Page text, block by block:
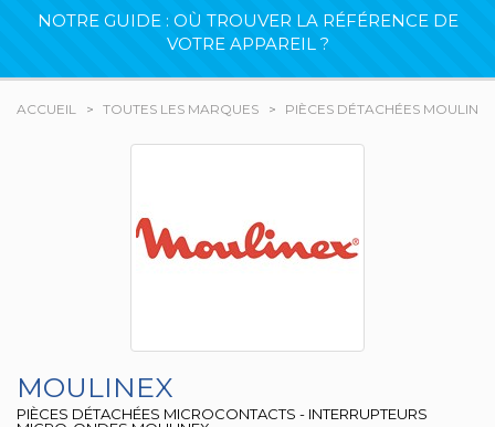
NOTRE GUIDE : OÙ TROUVER LA RÉFÉRENCE DE
VOTRE APPAREIL ?
ACCUEIL TOUTES LES MARQUES PIÈCES DÉTACHÉES MOULINEX
MOULINEX
PIÈCES DÉTACHÉES MICROCONTACTS - INTERRUPTEURS